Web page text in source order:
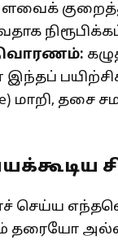
இந்தப்
மாறி, தசை
செய்ய
தரையோ